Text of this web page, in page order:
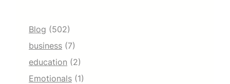
Blog (502)
business (7)
education (2)
Emotionals (1)